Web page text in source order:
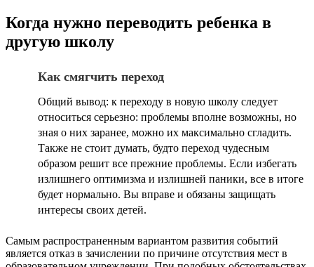
Когда нужно переводить ребенка в
другую школу
Как смягчить переход
Общий вывод: к переходу в новую школу следует
относиться серьезно: проблемы вполне возможны, но
зная о них заранее, можно их максимально сгладить.
Также не стоит думать, будто переход чудесным
образом решит все прежние проблемы. Если избегать
излишнего оптимизма и излишней паники, все в итоге
будет нормально. Вы вправе и обязаны защищать
интересы своих детей.
Самым распространенным вариантом развития событий
является отказ в зачислении по причине отсутствия мест в